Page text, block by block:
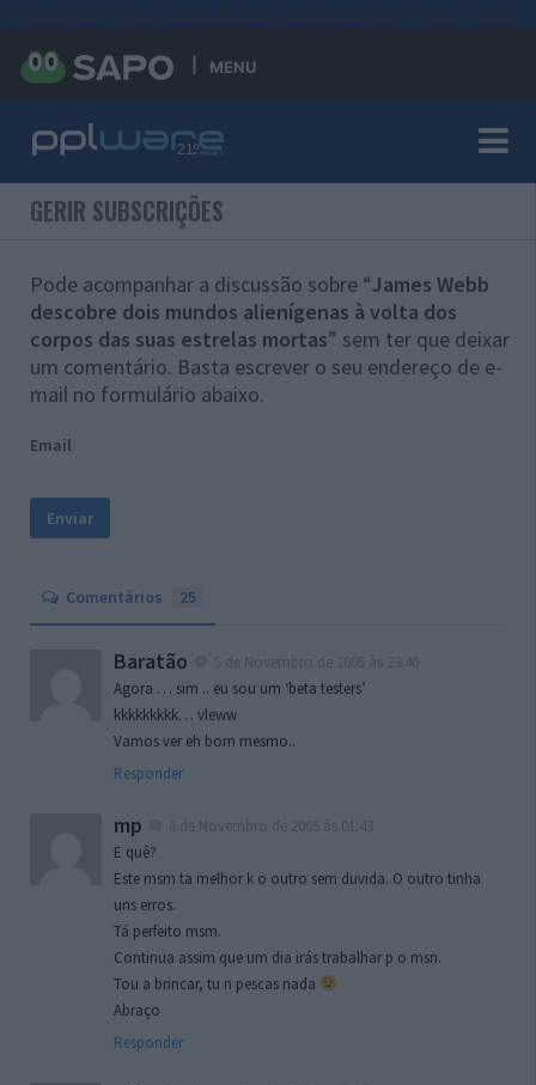
MENU
GERIR SUBSCRIÇÕES
Pode acompanhar a discussão sobre “James Webb
descobre dois mundos alienígenas à volta dos
corpos das suas estrelas mortas” sem ter que deixar
um comentário. Basta escrever o seu endereço de e-
mail no formulário abaixo.
Email
Comentários 25
Baratão
Agora … sim .. eu sou um ‘beta testers’
kkkkkkkkk… vleww
Vamos ver eh bom mesmo..
Responder
mp
E quê?
Este msm ta melhor k o outro sem duvida. O outro tinha
uns erros.
Tá perfeito msm.
Continua assim que um dia irás trabalhar p o msn.
Tou a brincar, tu n pescas nada
Abraço
Responder